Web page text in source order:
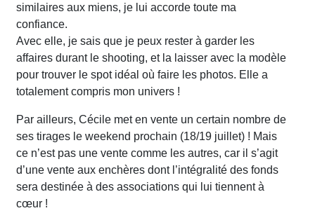
similaires aux miens, je lui accorde toute ma
confiance.
Avec elle, je sais que je peux rester à garder les
affaires durant le shooting, et la laisser avec la modèle
pour trouver le spot idéal où faire les photos. Elle a
totalement compris mon univers !
Par ailleurs, Cécile met en vente un certain nombre de
ses tirages le weekend prochain (18/19 juillet) ! Mais
ce n’est pas une vente comme les autres, car il s’agit
d’une vente aux enchères dont l’intégralité des fonds
sera destinée à des associations qui lui tiennent à
cœur !